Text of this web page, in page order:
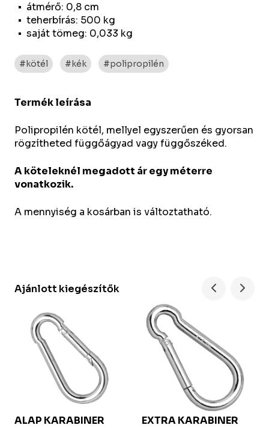
átmérő: 0,8 cm
teherbírás: 500 kg
saját tömeg: 0,033 kg
#kötél #kék #polipropilén
Termék leírása
Polipropilén kötél, mellyel egyszerűen és gyorsan
rögzítheted függőágyad vagy függőszéked.
A köteleknél megadott ár egy méterre
vonatkozik.
A mennyiség a kosárban is változtatható.
Ajánlott kiegészítők
ALAP KARABINER EXTRA KARABINER